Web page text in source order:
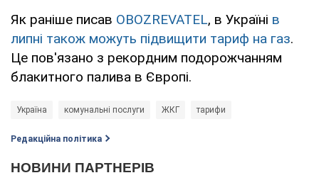
Як раніше писав OBOZREVATEL, в Україні в
липні також можуть підвищити тариф на газ.
Це пов'язано з рекордним подорожчанням
блакитного палива в Європі.
Україна комунальні послуги ЖКГ тарифи
Редакційна політика